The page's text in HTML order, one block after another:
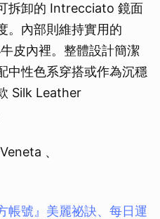
拆卸的 Intrecciato 鏡面
。內部則維持實用的
皮內裡。整體設計簡潔
中性色系穿搭或作為沉穩
Silk Leather
、
帳號』美麗祕訣、每日運